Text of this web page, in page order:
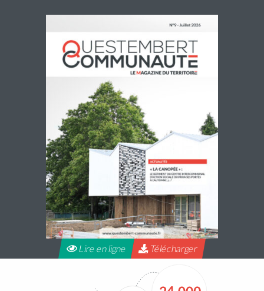
Accueils de loisirs : Ouverture des
réservations des mercredis de septembre à
décembre 2026
Les réservations des mercredis aux accueils de loisirs de
La Maison Pop’, pour la période de septembre à
décembre 2026, sont ouvertes à partir du 20 juillet 2026
Lire la suite
Lire en ligne Télécharger